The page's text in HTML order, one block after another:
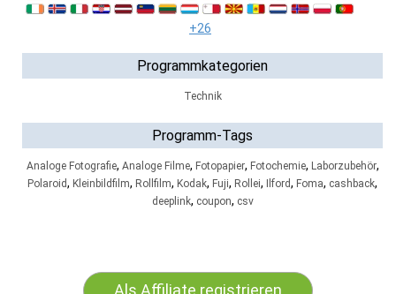
+26
Programmkategorien
Technik
Programm-Tags
Analoge Fotografie, Analoge Filme, Fotopapier, Fotochemie, Laborzubehör,
Polaroid, Kleinbildfilm, Rollfilm, Kodak, Fuji, Rollei, Ilford, Foma, cashback,
deeplink, coupon, csv
Als Affiliate registrieren